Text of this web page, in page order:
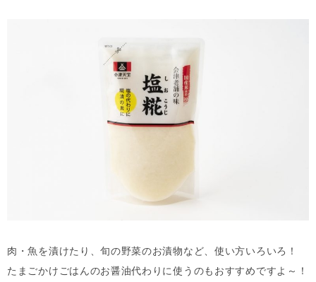
肉・魚を漬けたり、旬の野菜のお漬物など、使い方いろいろ！
たまごかけごはんのお醤油代わりに使うのもおすすめですよ～！